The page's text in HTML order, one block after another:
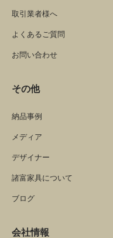
取引業者様へ
よくあるご質問
お問い合わせ
その他
納品事例
メディア
デザイナー
諸富家具について
ブログ
会社情報